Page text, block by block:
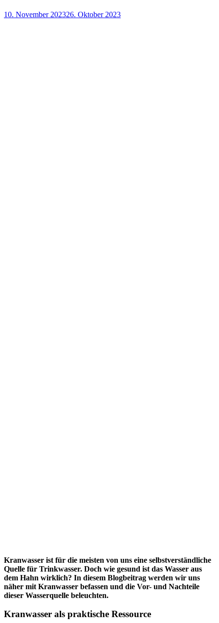
10. November 202326. Oktober 2023
Kranwasser ist für die meisten von uns eine selbstverständliche
Quelle für Trinkwasser. Doch wie gesund ist das Wasser aus
dem Hahn wirklich? In diesem Blogbeitrag werden wir uns
näher mit Kranwasser befassen und die Vor- und Nachteile
dieser Wasserquelle beleuchten.
Kranwasser als praktische Ressource